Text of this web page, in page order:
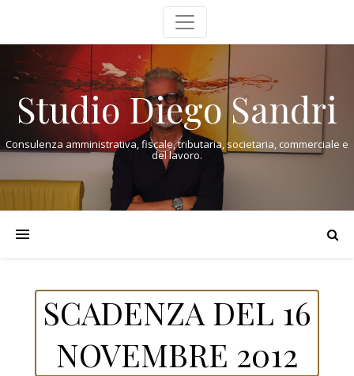
Studio Diego Sandri
Consulenza amministrativa, fiscale, tributaria, societaria, commerciale e
del lavoro.
SCADENZA DEL 16
NOVEMBRE 2012